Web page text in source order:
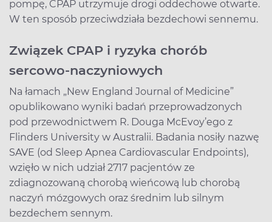
pompę, CPAP utrzymuje drogi oddechowe otwarte.
W ten sposób przeciwdziała bezdechowi sennemu.
Związek CPAP i ryzyka chorób
sercowo-naczyniowych
Na łamach „New England Journal of Medicine”
opublikowano wyniki badań przeprowadzonych
pod przewodnictwem R. Douga McEvoy’ego z
Flinders University w Australii. Badania nosiły nazwę
SAVE (od Sleep Apnea Cardiovascular Endpoints),
wzięło w nich udział 2717 pacjentów ze
zdiagnozowaną chorobą wieńcową lub chorobą
naczyń mózgowych oraz średnim lub silnym
bezdechem sennym.